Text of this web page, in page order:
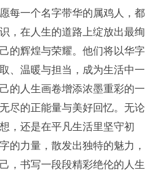
每一个名字带华的属鸡人，都
，在人生的道路上绽放出最绚
的辉煌与荣耀。他们将以华字
、温暖与担当，成为生活中一
的人生画卷增添浓墨重彩的一
尽的正能量与美好回忆。无论
，还是在平凡生活里坚守初
的力量，散发出独特的魅力，
，书写一段段精彩绝伦的人生